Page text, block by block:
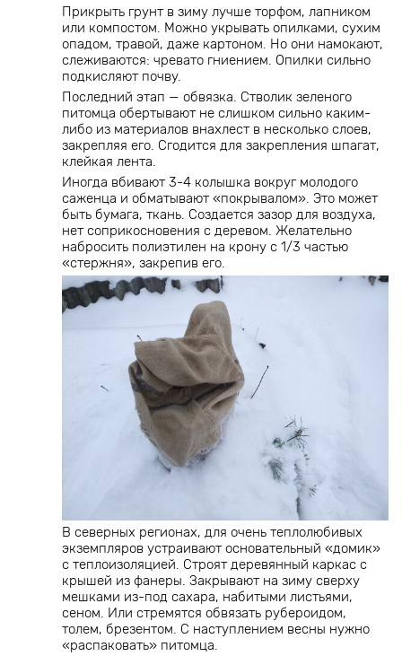
Прикрыть грунт в зиму лучше торфом, лапником
или компостом. Можно укрывать опилками, сухим
опадом, травой, даже картоном. Но они намокают,
слеживаются: чревато гниением. Опилки сильно
подкисляют почву.
Последний этап — обвязка. Стволик зеленого
питомца обертывают не слишком сильно каким-
либо из материалов внахлест в несколько слоев,
закрепляя его. Сгодится для закрепления шпагат,
клейкая лента.
Иногда вбивают 3-4 колышка вокруг молодого
саженца и обматывают «покрывалом». Это может
быть бумага, ткань. Создается зазор для воздуха,
нет соприкосновения с деревом. Желательно
набросить полиэтилен на крону с 1/3 частью
«стержня», закрепив его.
В северных регионах, для очень теплолюбивых
экземпляров устраивают основательный «домик»
с теплоизоляцией. Строят деревянный каркас с
крышей из фанеры. Закрывают на зиму сверху
мешками из-под сахара, набитыми листьями,
сеном. Или стремятся обвязать рубероидом,
толем, брезентом. С наступлением весны нужно
«распаковать» питомца.